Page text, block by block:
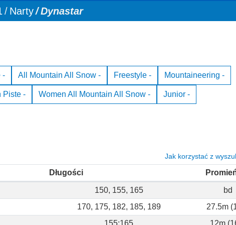
Narty Dynastar
- All Mountain All Snow - Freestyle - Mountaineering -
Piste - Women All Mountain All Snow - Junior -
Jak korzystać z
Długości
150, 155, 165
bd
170, 175, 182, 185, 189
27.5m
155;165
12m